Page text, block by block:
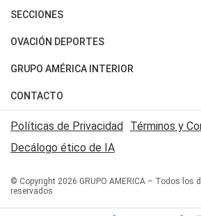
Últimas Noticias
Política
Judiciales
Economia
SECCIONES
Horóscopo
Motores
Trucos caseros
Series y Películas
Edictos y Solicitadas
OVACIÓN DEPORTES
Fútbol
Mundial
Automovilismo
Rugby
Básquet
GRUPO AMÉRICA INTERIOR
Canal 7 en Vivo
San Juan 8
CONTACTO
Acerca de Nosotros
Contactanos
Políticas de Privacidad Términos y
Decálogo ético de IA
© Copyright 2026 GRUPO AMERICA – Todos los
reservados